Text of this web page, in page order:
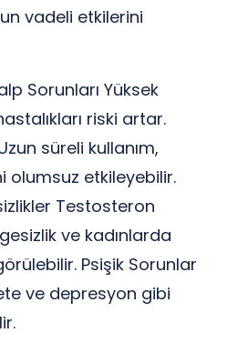
vadeli etkilerini
Sorunları Yüksek
riski artar.
süreli kullanım,
olumsuz etkileyebilir.
Testosteron
ve kadınlarda
Psişik Sorunlar
ve depresyon gibi